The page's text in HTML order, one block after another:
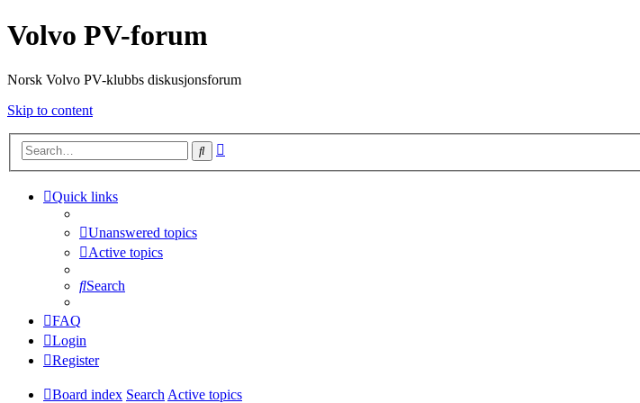
Volvo PV-forum
Norsk Volvo PV-klubbs diskusjonsforum
Skip to content
Search
Quick links
Unanswered topics
Active topics
Search
FAQ
Login
Register
Board index SearchActive topics